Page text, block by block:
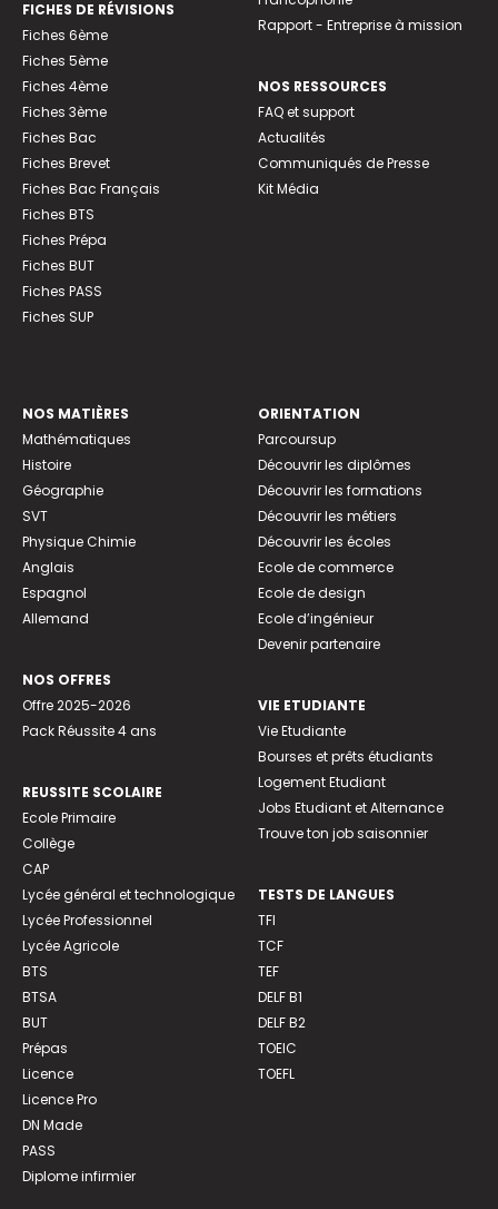
FICHES DE RÉVISIONS
Fiches 6ème
Fiches 5ème
Fiches 4ème
Fiches 3ème
Fiches Bac
Fiches Brevet
Fiches Bac Français
Fiches BTS
Fiches Prépa
Fiches BUT
Fiches PASS
Fiches SUP
Rapport - Entreprise à mission
NOS RESSOURCES
FAQ et support
Actualités
Communiqués de Presse
Kit Média
NOS MATIÈRES
Mathématiques
Histoire
Géographie
SVT
Physique Chimie
Anglais
Espagnol
Allemand
NOS OFFRES
Offre 2025-2026
Pack Réussite 4 ans
REUSSITE SCOLAIRE
Ecole Primaire
Collège
CAP
Lycée général et technologique
Lycée Professionnel
Lycée Agricole
BTS
BTSA
BUT
Prépas
Licence
Licence Pro
DN Made
PASS
Diplome infirmier
ORIENTATION
Parcoursup
Découvrir les diplômes
Découvrir les formations
Découvrir les métiers
Découvrir les écoles
Ecole de commerce
Ecole de design
Ecole d’ingénieur
Devenir partenaire
VIE ETUDIANTE
Vie Etudiante
Bourses et prêts étudiants
Logement Etudiant
Jobs Etudiant et Alternance
Trouve ton job saisonnier
TESTS DE LANGUES
TFI
TCF
TEF
DELF B1
DELF B2
TOEIC
TOEFL